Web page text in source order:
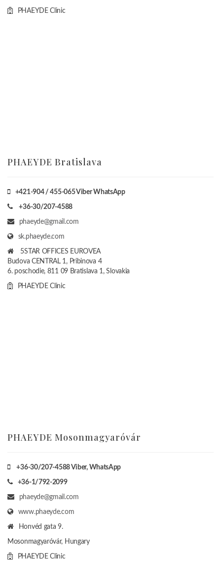
PHAEYDE Clinic
PHAEYDE Bratislava
+421-904 / 455-065 Viber WhatsApp
+36-30/207-4588
phaeyde@gmail.com
sk.phaeyde.com
5STAR OFFICES EUROVEA
Budova CENTRAL 1, Pribinova 4
6. poschodie, 811 09 Bratislava 1, Slovakia
PHAEYDE Clinic
PHAEYDE Mosonmagyaróvár
+36-30/207-4588Viber, WhatsApp
+36-1/792-2099
phaeyde@gmail.com
www.phaeyde.com
Honvéd gata 9.
Mosonmagyaróvár, Hungary
PHAEYDE Clinic